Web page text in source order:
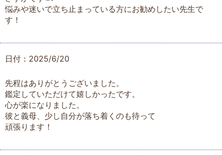
悩みや迷いで立ち止まっている方にお勧めしたい先生で
す！
日付：2025/6/20
先程はありがとうございました。
鑑定していただけて嬉しかったです。
心が楽になりました。
彼と義母、少し自分が落ち着くのも待って
頑張ります！